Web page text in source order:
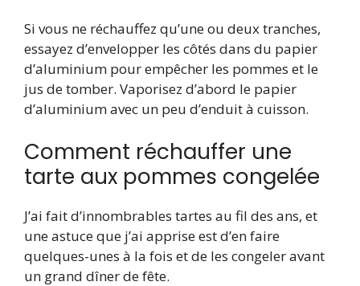
Si vous ne réchauffez qu’une ou deux tranches,
essayez d’envelopper les côtés dans du papier
d’aluminium pour empêcher les pommes et le
jus de tomber. Vaporisez d’abord le papier
d’aluminium avec un peu d’enduit à cuisson.
Comment réchauffer une
tarte aux pommes congelée
J’ai fait d’innombrables tartes au fil des ans, et
une astuce que j’ai apprise est d’en faire
quelques-unes à la fois et de les congeler avant
un grand dîner de fête.